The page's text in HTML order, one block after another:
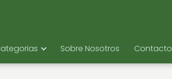
Sobre Nosotros Contacto